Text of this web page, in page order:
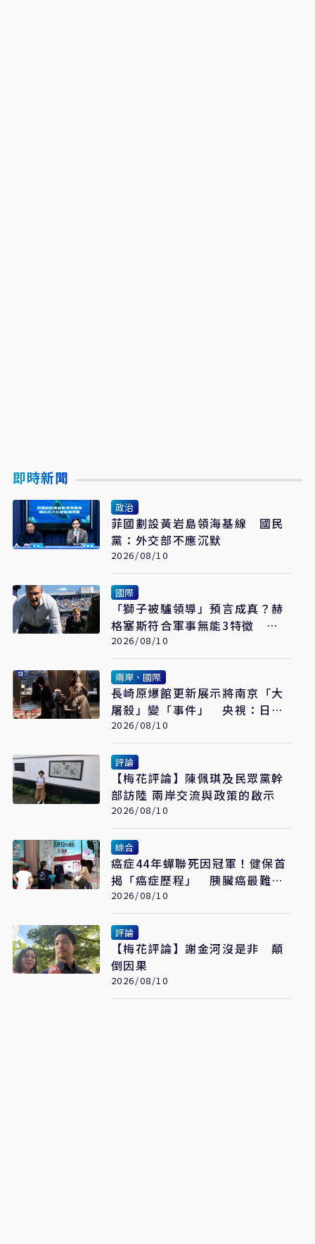
即時新聞
政治
菲國劃設黃岩島領海基線 國民
黨：外交部不應沉默
2026/08/10
國際
「獅子被驢領導」預言成真？赫
格塞斯符合軍事無能3特徵
《軍事無能心理學》半世紀後受
矚目
2026/08/10
兩岸、國際
長崎原爆館更新展示將南京「大
屠殺」變「事件」 央視：日本
又在偷改歷史
2026/08/10
評論
【梅花評論】陳佩琪及民眾黨幹
部訪陸 兩岸交流與政策的啟示
2026/08/10
綜合
癌症44年蟬聯死因冠軍！健保首
揭「癌症歷程」 胰臟癌最難
治、肺癌驚見院際差41.8個百分
點
2026/08/10
評論
【梅花評論】謝金河沒是非 顛
倒因果
2026/08/10